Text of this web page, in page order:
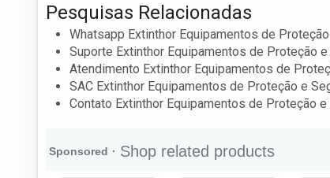
Pesquisas Relacionadas
Whatsapp Extinthor Equipamentos de
Suporte Extinthor Equipamentos de Proteção e
Atendimento Extinthor Equipamentos de
SAC Extinthor Equipamentos de Proteção e
Contato Extinthor Equipamentos de Proteção e